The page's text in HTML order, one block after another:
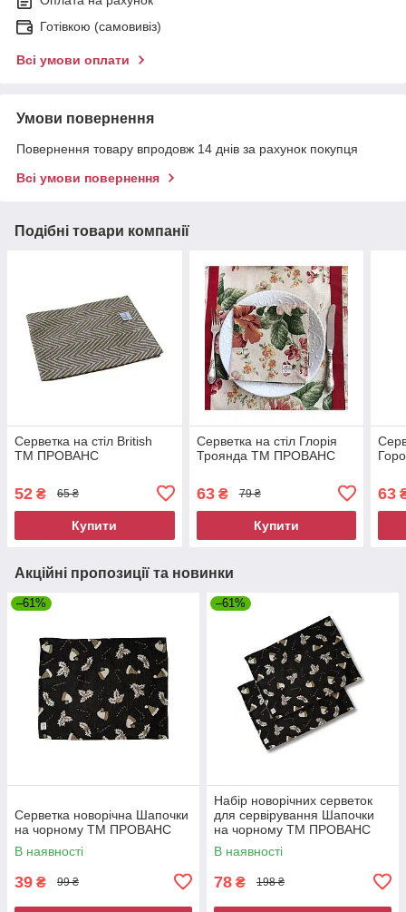
Готівкою (самовивіз)
Всі умови оплати
Умови повернення
Повернення товару впродовж 14 днів за рахунок покупця
Всі умови повернення
Подібні товари компанії
Серветка на стіл British
ТМ ПРОВАНС
52 ₴ 65 ₴
Купити
Серветка на стіл Глорiя
Троянда ТМ ПРОВАНС
63₴ 79 ₴
Купити
63
Акційні пропозиції та новинки
–61%
Серветка новорічна Шапочки
на чорному ТМ ПРОВАНС
В наявності
39 ₴ 99 ₴
–61%
Набір новорічних серветок
для сервірування Шапочки
на чорному ТМ ПРОВАНС
В наявності
78 ₴ 198 ₴